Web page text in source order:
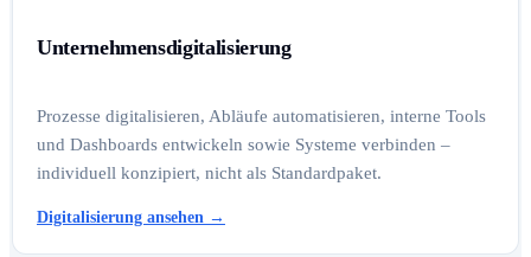
Unternehmensdigitalisierung
Prozesse digitalisieren, Abläufe automatisieren, interne Tools
und Dashboards entwickeln sowie Systeme verbinden –
individuell konzipiert, nicht als Standardpaket.
Digitalisierung ansehen →